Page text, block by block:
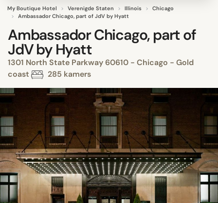
My Boutique Hotel Verenigde Staten Illinois
Chicago
Ambassador Chicago, part of JdV by Hyatt
Ambassador Chicago, part of
JdV by Hyatt
1301 North State Parkway 60610 - Chicago - Gold
coast
285 kamers